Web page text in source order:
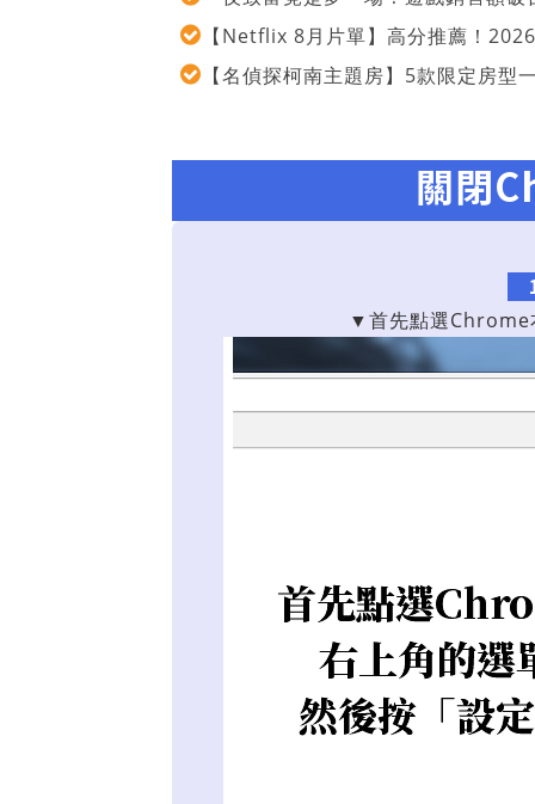
【Netflix 8月片單】高分推薦！
【名偵探柯南主題房】5款限定房
關閉
▼首先點選Chrome